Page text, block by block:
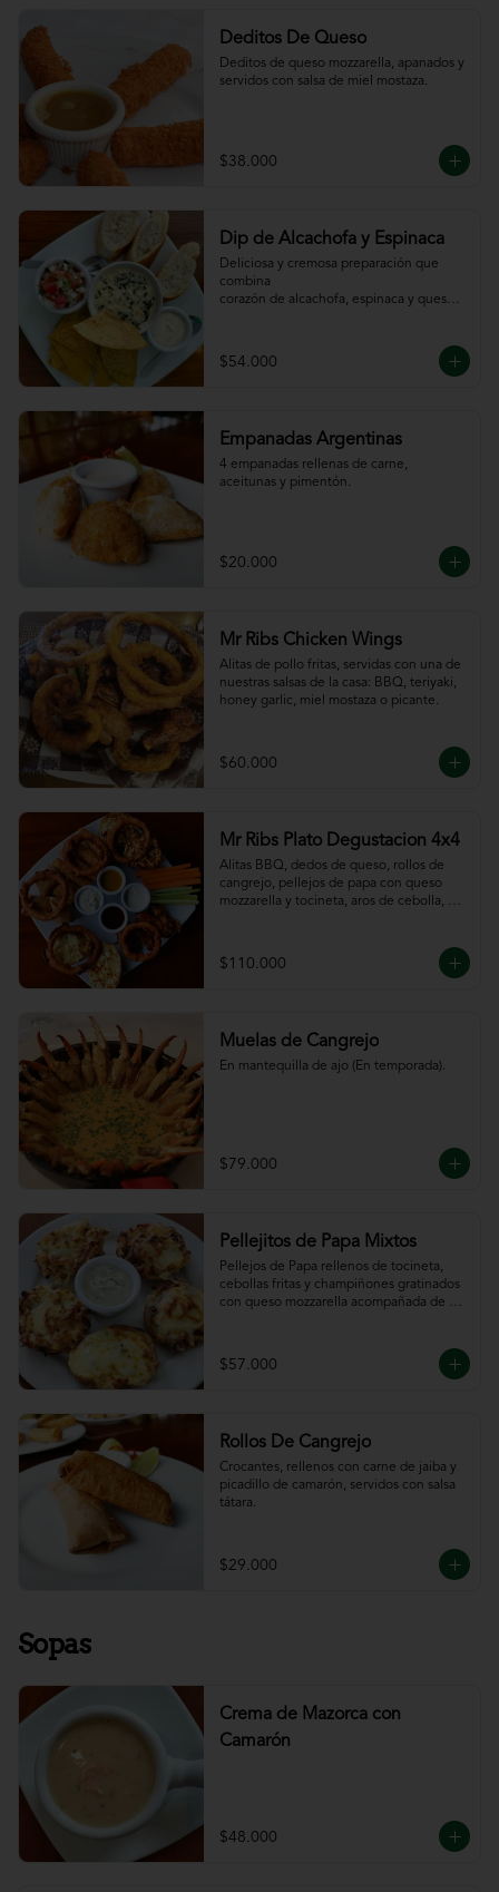
Deditos De Queso
Deditos de queso mozzarella, apanados y
servidos con salsa de miel mostaza.
$38.000
Dip de Alcachofa y Espinaca
Deliciosa y cremosa preparación que
combina
corazón de alcachofa, espinaca y queso,
pan
de la casa
$54.000
Empanadas Argentinas
4 empanadas rellenas de carne,
aceitunas y pimentón.
$20.000
Mr Ribs Chicken Wings
Alitas de pollo fritas, servidas con una de
nuestras salsas de la casa: BBQ, teriyaki,
honey garlic, miel mostaza o picante.
$60.000
Mr Ribs Plato Degustacion 4x4
Alitas BBQ, dedos de queso, rollos de
cangrejo, pellejos de papa con queso
mozzarella y tocineta, aros de cebolla,
$110.000
Muelas de Cangrejo
En mantequilla de ajo (En temporada).
$79.000
Pellejitos de Papa Mixtos
Pellejos de Papa rellenos de tocineta,
cebollas fritas y champiñones gratinados
con queso mozzarella acompañada de
$57.000
Rollos De Cangrejo
Crocantes, rellenos con carne de jaiba y
picadillo de camarón, servidos con salsa
tátara.
$29.000
Sopas
Crema de Mazorca con
Camarón
$48.000